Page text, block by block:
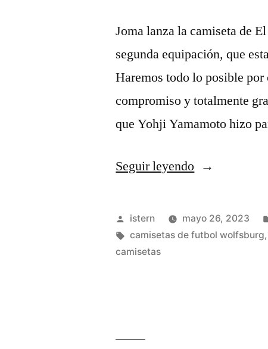
Joma lanza la camiseta de
segunda equipación, que
Haremos todo lo posible
compromiso y totalmente
que Yohji Yamamoto hizo
Seguir leyendo«camisetas
nba
baratas»
Publicado
por
istern mayo 26, 2023
Etiquetas:
camisetas de futbol wolfsburg
camisetas